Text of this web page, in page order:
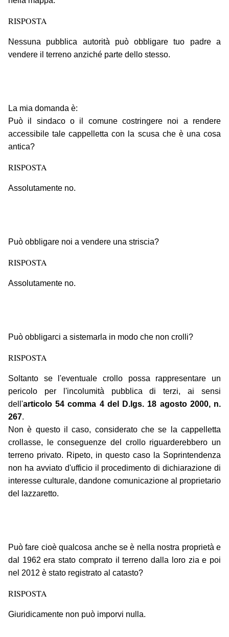
RISPOSTA
Nessuna pubblica autorità può obbligare tuo padre a
vendere il terreno anziché parte dello stesso.
La mia domanda è:
Può il sindaco o il comune costringere noi a rendere
accessibile tale cappelletta con la scusa che è una cosa
antica?
RISPOSTA
Assolutamente no.
Può obbligare noi a vendere una striscia?
RISPOSTA
Assolutamente no.
Può obbligarci a sistemarla in modo che non crolli?
RISPOSTA
Soltanto se l'eventuale crollo possa rappresentare un
pericolo per l'incolumità pubblica di terzi, ai sensi
dell'articolo 54 comma 4 del D.lgs. 18 agosto 2000, n.
267.
Non è questo il caso, considerato che se la cappelletta
crollasse, le conseguenze del crollo riguarderebbero un
terreno privato. Ripeto, in questo caso la Soprintendenza
non ha avviato d'ufficio il procedimento di dichiarazione di
interesse culturale, dandone comunicazione al proprietario
del lazzaretto.
Può fare cioè qualcosa anche se è nella nostra proprietà e
dal 1962 era stato comprato il terreno dalla loro zia e poi
nel 2012 è stato registrato al catasto?
RISPOSTA
Giuridicamente non può imporvi nulla.